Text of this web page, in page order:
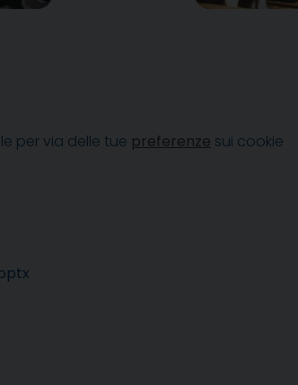
per via delle tue preferenze sui cookie